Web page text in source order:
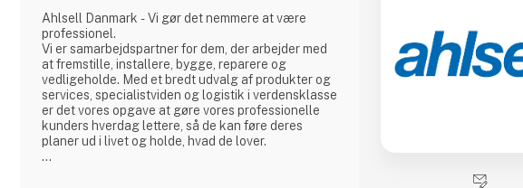
Ahlsell Danmark - Vi gør det nemmere at være
professionel.
Vi er samarbejdspartner for dem, der arbejder med
at fremstille, installere, bygge, reparere og
vedligeholde. Med et bredt udvalg af produkter og
services, specialistviden og logistik i verdensklasse
er det vores opgave at gøre vores professionelle
kunders hverdag lettere, så de kan føre deres
planer ud i livet og holde, hvad de lover.